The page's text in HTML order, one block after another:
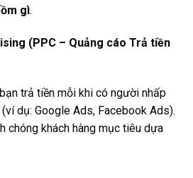
gì.
(PPC – Quảng cáo Trả tiền
trả tiền mỗi khi có người nhấp
dụ: Google Ads, Facebook Ads).
chóng khách hàng mục tiêu dựa